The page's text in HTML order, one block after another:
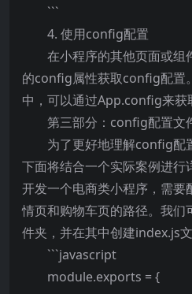
```
4. 使用config配置
在小程序的其他页面或
的config属性获取config配置
中，可以通过App.config来获
第三部分：config配置文
为了更好地理解config配
下面将结合一个实际案例进行
开发一个电商类小程序，需要
情页和购物车页的路径。我
件夹，并在其中创建index.js
```javascript
module.exports = {